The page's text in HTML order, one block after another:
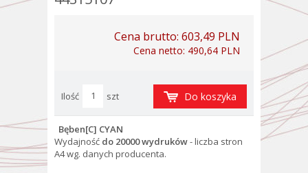
Cena brutto: 603,49 PLN
Cena netto: 490,64 PLN
Ilość szt Do koszyka
Bęben[C] CYAN
Wydajność do 20000 wydruków- liczba stron
A4 wg. danych producenta.